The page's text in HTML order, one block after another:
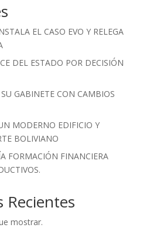
EL CASO EVO Y RELEGA
DEL ESTADO POR DECISIÓN
GABINETE CON CAMBIOS
MODERNO EDIFICIO Y
BOLIVIANO
FORMACIÓN FINANCIERA
Recientes
mostrar.